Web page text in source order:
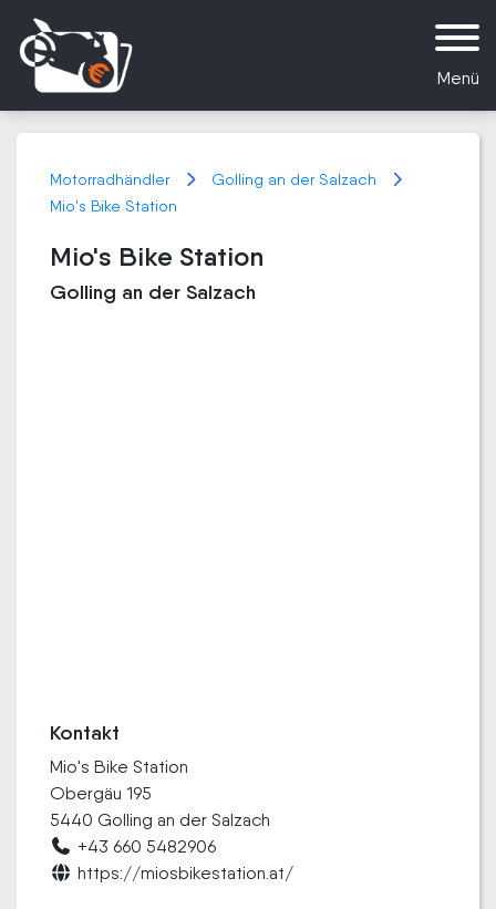
Menü
Motorradhändler
Golling an der Salzach
Mio's Bike Station
Mio's Bike Station
Golling an der Salzach
Kontakt
Mio's Bike Station
Obergäu 195
5440 Golling an der Salzach
+43 660 5482906
https://miosbikestation.at/